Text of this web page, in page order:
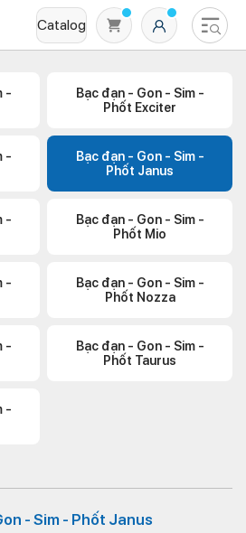
Catalog
-
Bạc đạn - Gon - Sim -
Phốt Exciter
-
Bạc đạn - Gon - Sim -
Phốt Janus
-
Bạc đạn - Gon - Sim -
Phốt Mio
-
Bạc đạn - Gon - Sim -
Phốt Nozza
-
Bạc đạn - Gon - Sim -
Phốt Taurus
-
- Sim - Phốt Janus